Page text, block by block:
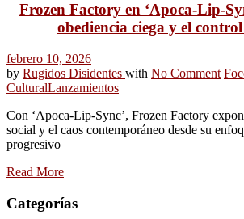
Frozen Factory en ‘Apoca-Lip-
obediencia ciega y el control
febrero 10, 2026
by Rugidos Disidentes with No Comment
CulturalLanzamientos
Con ‘Apoca-Lip-Sync’, Frozen Factory
social y el caos contemporáneo desde su
progresivo
Read More
Categorías